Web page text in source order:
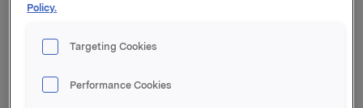
våre produkter?
Policy.
Targeting Cookies
Performance Cookies